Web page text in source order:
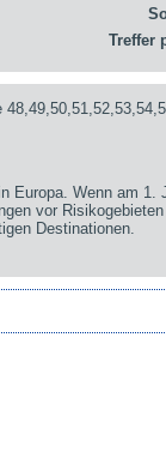
Treffer
Europa. Wenn am 1.
vor
Destinationen.